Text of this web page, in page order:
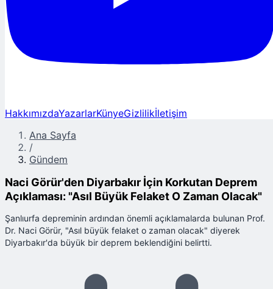
HakkımızdaYazarlarKünyeGizlilikİletişim
Ana Sayfa
/
Gündem
Naci Görür'den Diyarbakır İçin Korkutan Deprem
Açıklaması: "Asıl Büyük Felaket O Zaman Olacak"
Şanlıurfa depreminin ardından önemli açıklamalarda bulunan Prof.
Dr. Naci Görür, "Asıl büyük felaket o zaman olacak" diyerek
Diyarbakır'da büyük bir deprem beklendiğini belirtti.